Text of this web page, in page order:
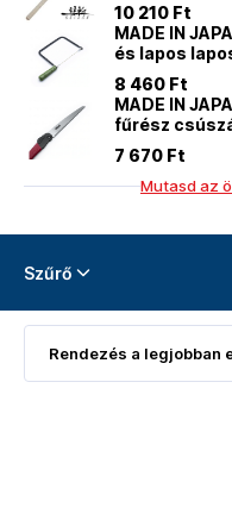
10 210 Ft
MADE IN
és lapos
8 460 Ft
MADE IN
fűrész
7 670 Ft
Mutasd az
Szűrő